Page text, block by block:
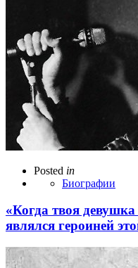
Posted in
Биографии
«Когда твоя
являлся героиней